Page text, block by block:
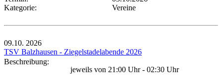
Kategorie:
Vereine
09.10. 2026
TSV Balzhausen - Ziegelstadelabende 2026
Beschreibung:
jeweils von 21:00 Uhr - 02:30 Uhr